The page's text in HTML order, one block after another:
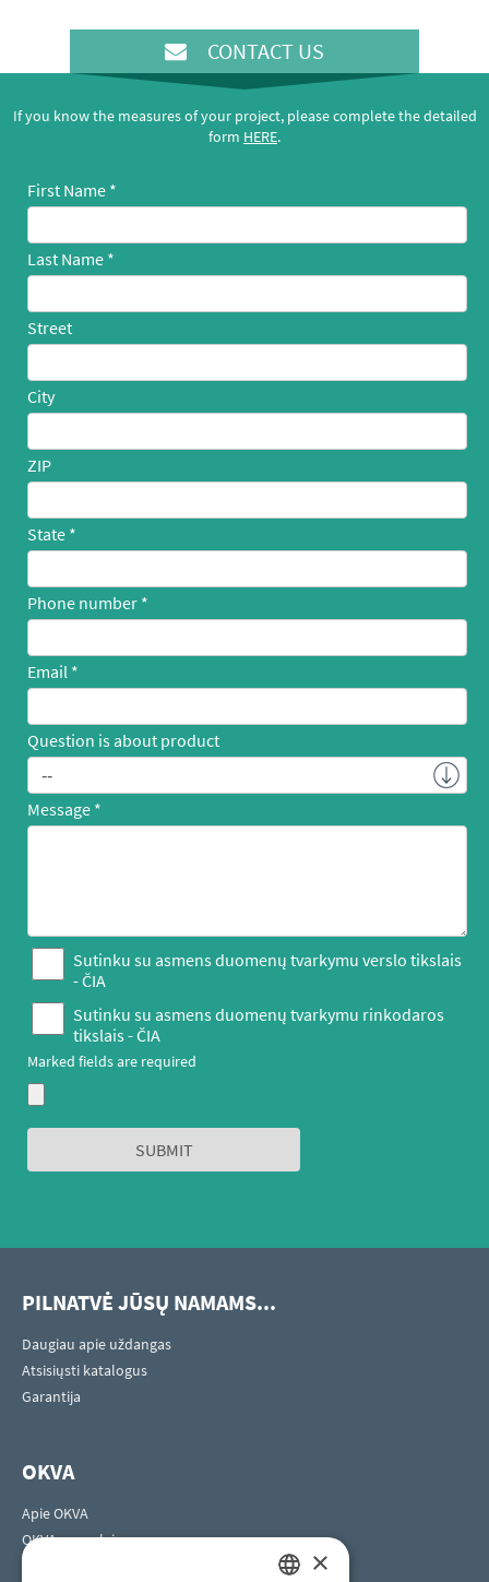
CONTACT US
If you know the measures of your project, please complete the detailed
form HERE.
First Name
Last Name
Street
City
ZIP
State
Phone number
Email
Question is about product
Message
Sutinku su asmens duomenų tvarkymu verslo tikslais
-ČIA
Sutinku su asmens duomenų tvarkymu rinkodaros
tikslais -ČIA
Marked fields are required
PILNATVĖ JŪSŲ NAMAMS...
Daugiau apie uždangas
Atsisiųsti katalogus
Garantija
OKVA
Apie OKVA
OKVA pasaulyje
×